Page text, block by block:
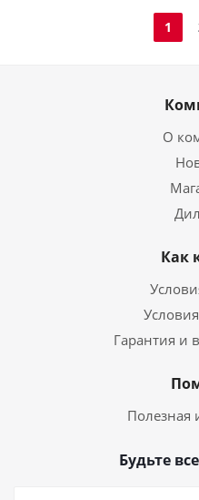
1
О
Как
Гарантия и
Полезная
Будьте